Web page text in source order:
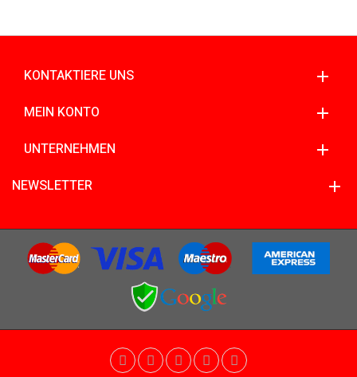
KONTAKTIERE UNS
MEIN KONTO
UNTERNEHMEN
NEWSLETTER